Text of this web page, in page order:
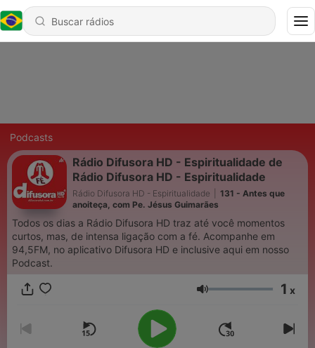
Podcasts
Rádio Difusora HD - Espiritualidade de
Rádio Difusora HD - Espiritualidade
Rádio Difusora HD - Espiritualidade
131 - Antes que
anoiteça, com Pe. Jésus Guimarães
Todos os dias a Rádio Difusora HD traz até você momentos
curtos, mas, de intensa ligação com a fé. Acompanhe em
94,5FM, no aplicativo Difusora HD e inclusive aqui em nosso
Podcast.
Volume 1 x